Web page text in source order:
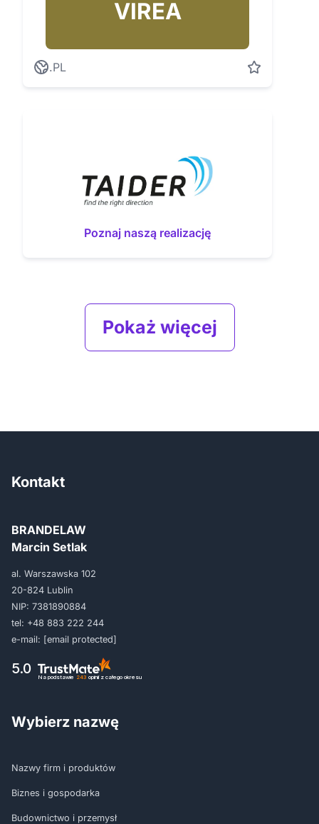
VIREA
.PL
Poznaj naszą realizację
Pokaż więcej
Kontakt
BRANDELAW
Marcin Setlak
al. Warszawska 102
20-824 Lublin
NIP: 7381890884
tel: +48 883 222 244
e-mail: [email protected]
5.0
Na podstawie 243 opinii z całego okresu
Wybierz nazwę
Nazwy firm i produktów
Biznes i gospodarka
Budownictwo i przemysł